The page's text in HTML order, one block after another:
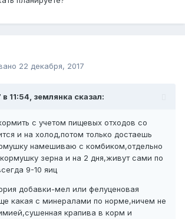
22 декабря, 2017
в 11:54, землянка сказал:
с учетом пищевых отходов со
и на холод,потом только достаешь
намешиваю с комбиком,отдельно
зерна и на 2 дня,живут сами по
9-10 яиц
добавки-мел или фелуценовая
какая с минералами по норме,ничем не
крапива в корм и